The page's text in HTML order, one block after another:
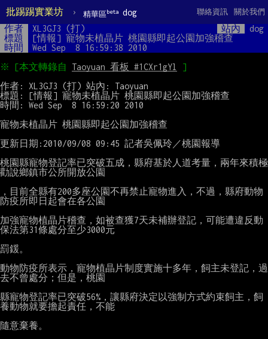
批踢踢實業坊 › 精華區beta dog 關於我們
聯絡資訊
作者 XL3GJ3 (打) 站內
dog
標題
[情報] 寵物未植晶片 桃園縣即起公園加強稽查
時間
Wed Sep  8 16:59:38 2010
※ [本文轉錄自 Taoyuan 看板 #1CXr1gYl
作者: XL3GJ3 (打) 站內: Taoyuan
標題: [情報] 寵物未植晶片 桃園縣即起公園加強稽查
時間: Wed Sep  8 16:59:20 2010
寵物未植晶片 桃園縣即起公園加強稽查
更新日期:2010/09/08 09:45 記者吳佩玲／桃園報導
桃園縣寵物登記率已突破五成，縣府基於人道考量，兩年來積極
勸說鄉鎮市公所開放公園
，目前全縣有200多座公園不再禁止寵物進入，不過，縣府動物
防疫所即日起會在各公園
加強寵物植晶片稽查，如被查獲7天未補辦登記，可能遭違反動
保法第31條處分至少3000元
罰鍰。
動物防疫所表示，寵物植晶片制度實施十多年，飼主未登記，過
去不曾處分；但是，桃園
縣寵物登記率已突破56%，讓縣府決定以強制方式約束飼主，飼
養動物就要擔起責任，不能
隨意棄養。